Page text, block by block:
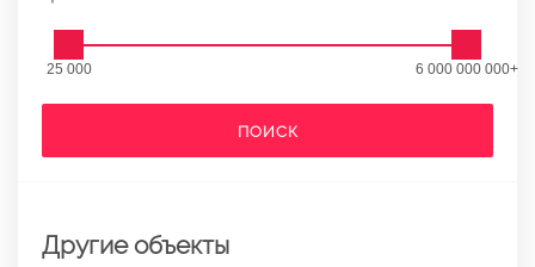
25 000 6 000 000 000+
ПОИСК
Другие объекты